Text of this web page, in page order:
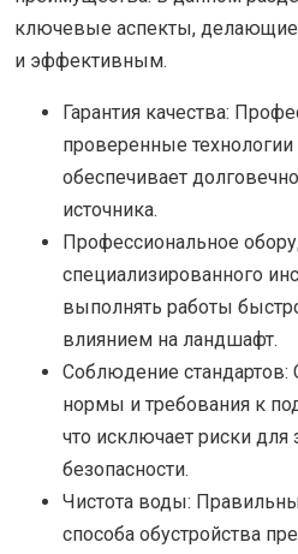
ключевые аспекты,
и эффективным.
Гарантия качества:
проверенные
обеспечивает
источника.
Профессиональное
специализированного
выполнять работы
влиянием на ландшафт.
Соблюдение
нормы и требования к
что исключает риски для
безопасности.
Чистота воды:
способа обустройства